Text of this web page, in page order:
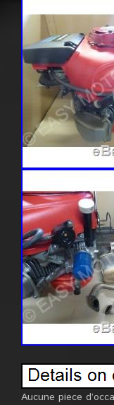
Aucune piece